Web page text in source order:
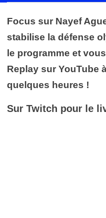
Focus sur Nayef
stabilise la défense
le programme et
Replay sur YouTube
quelques heures !
Sur Twitch pour le